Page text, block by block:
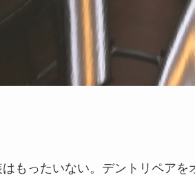
もったいない。デントリペアを